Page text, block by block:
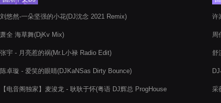
刘悠然-一朵坚强的小花(DJ沈念 2021 Remix)
萧全 海草舞(DjKv Mix)
张宇 - 月亮惹的祸(Mr.L小禄 Radio Edit)
陈卓璇 - 爱笑的眼睛(DJKaNSas Dirty Bounce)
【电音阁独家】麦浚龙 - 耿耿于怀(粤语 DJ辉总 ProgHouse
许
周
舒
采